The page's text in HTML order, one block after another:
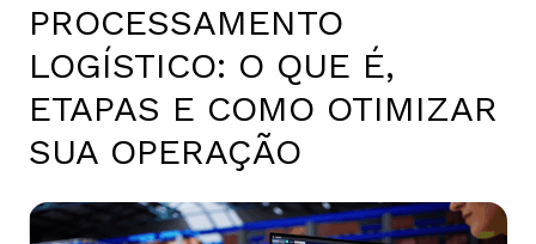
PROCESSAMENTO
LOGÍSTICO: O QUE É,
ETAPAS E COMO OTIMIZAR
SUA OPERAÇÃO